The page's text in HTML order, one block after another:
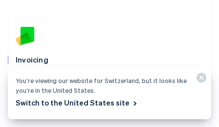
Invoicing
Erstellen Sie Rechnungen und senden Sie sie in wenigen
Minuten an Ihre Kundschaft – kein Code erforderlich.
Mehr zu Stripe Invoicing
Schweden
Schweiz
Singapur
Slowakei
English
Slowenien
You’re viewing our website for Switzerland, but it looks like
you’re in the United States.
Switch to the United States site